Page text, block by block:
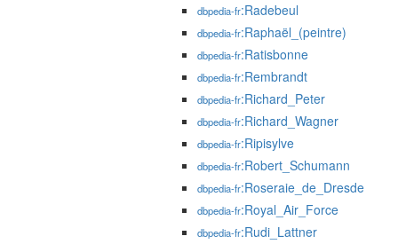
dbpedia-fr:Radebeul
dbpedia-fr:Raphaël_(peintre)
dbpedia-fr:Ratisbonne
dbpedia-fr:Rembrandt
dbpedia-fr:Richard_Peter
dbpedia-fr:Richard_Wagner
dbpedia-fr:Ripisylve
dbpedia-fr:Robert_Schumann
dbpedia-fr:Roseraie_de_Dresde
dbpedia-fr:Royal_Air_Force
dbpedia-fr:Rudi_Lattner